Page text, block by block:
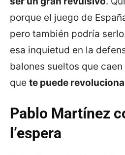
porque el juego de
pero también podría
esa inquietud en la
balones sueltos que
que te puede
Pablo Martínez
l’espera